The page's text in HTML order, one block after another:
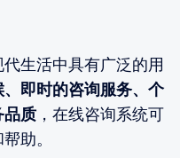
生活中具有广泛的用
即时的咨询服务、个
品质 ，在线咨询系统可
助。